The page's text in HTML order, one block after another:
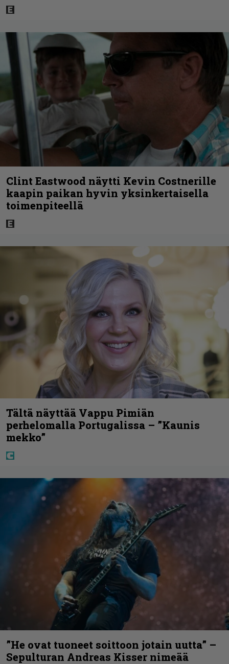
Clint Eastwood näytti Kevin Costnerille
kaapin paikan hyvin yksinkertaisella
toimenpiteellä
Tältä näyttää Vappu Pimiän
perhelomalla Portugalissa – ”Kaunis
mekko”
”He ovat tuoneet soittoon jotain uutta” –
Sepulturan Andreas Kisser nimeää